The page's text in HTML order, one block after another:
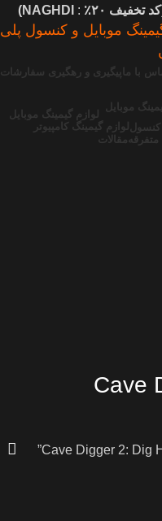
کد تخفیف ۲۰٪ :
NAGHDI)
موبایل و کنسول پلی
با ما پیگیری و رهگیری سفارشات
لوازم گیمینگ موبایل
کنسول
لوازم گیمینگ کامپیوتر
متفرقه مقالات
Cave